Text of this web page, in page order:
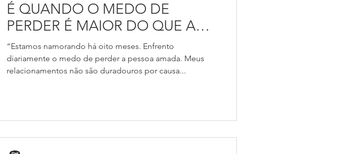
É QUANDO O MEDO DE
PERDER É MAIOR DO QUE A
VONTADE DE GANHAR
“Estamos namorando há oito meses. Enfrento
diariamente o medo de perder a pessoa amada. Meus
relacionamentos não são duradouros por causa...